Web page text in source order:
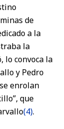
de
a la
la
lo convoca la
y Pedro
enrolan
que
(4).